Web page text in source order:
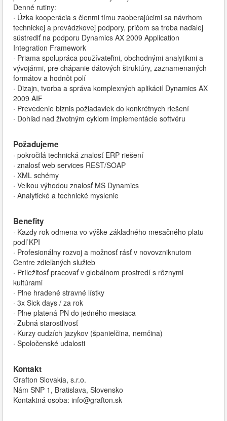
Denné rutiny:
· Úzka kooperácia s členmi tímu zaoberajúcimi sa návrhom
technickej a prevádzkovej podpory, pričom sa treba naďalej
sústrediť na podporu Dynamics AX 2009 Application
Integration Framework
· Priama spolupráca používateľmi, obchodnými analytikmi a
vývojármi, pre chápanie dátových štruktúry, zaznamenaných
formátov a hodnôt polí
· Dizajn, tvorba a správa komplexných aplikácií Dynamics AX
2009 AIF
· Prevedenie biznis požiadaviek do konkrétnych riešení
· Dohľad nad životným cyklom implementácie softvéru
Požadujeme
· pokročilá technická znalosť ERP riešení
· znalosť web services REST/SOAP
· XML schémy
· Veľkou výhodou znalosť MS Dynamics
· Analytické a technické myslenie
Benefity
· Kazdy rok odmena vo výške základného mesačného platu
podľ KPI
· Profesionálny rozvoj a možnosť rásť v novovzniknutom
Centre zdieľaných služieb
· Príležitosť pracovať v globálnom prostredí s rôznymi
kultúrami
· Plne hradené stravné lístky
· 3x Sick days / za rok
· Plne platená PN do jedného mesiaca
· Zubná starostlivosť
· Kurzy cudzích jazykov (španielčina, nemčina)
· Spoločenské udalosti
Kontakt
Grafton Slovakia, s.r.o.
Nám SNP 1, Bratislava, Slovensko
Kontaktná osoba: info@grafton.sk